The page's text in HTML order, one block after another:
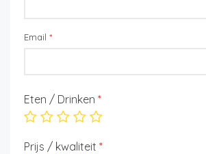
Email *
Eten / Drinken *
Prijs / kwaliteit *